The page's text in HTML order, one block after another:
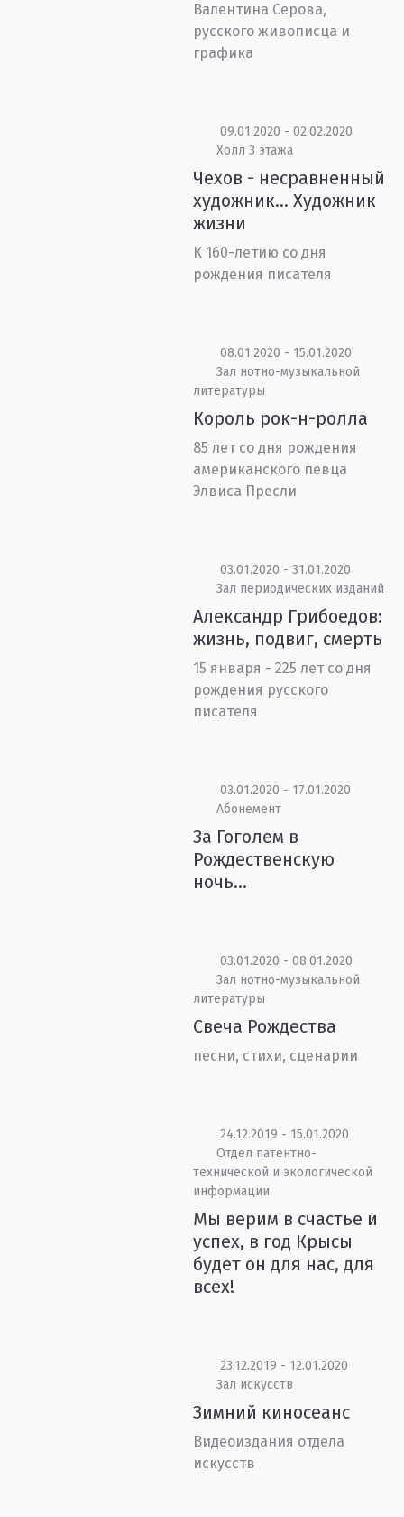
Валентина Серова,
русского живописца и
графика
09.01.2020 - 02.02.2020
Холл 3 этажа
Чехов - несравненный
художник… Художник
жизни
К 160-летию со дня
рождения писателя
08.01.2020 - 15.01.2020
Зал нотно-музыкальной
литературы
Король рок-н-ролла
85 лет со дня рождения
американского певца
Элвиса Пресли
03.01.2020 - 31.01.2020
Зал периодических изданий
Александр Грибоедов:
жизнь, подвиг, смерть
15 января - 225 лет со дня
рождения русского
писателя
03.01.2020 - 17.01.2020
Абонемент
За Гоголем в
Рождественскую
ночь...
03.01.2020 - 08.01.2020
Зал нотно-музыкальной
литературы
Свеча Рождества
песни, стихи, сценарии
24.12.2019 - 15.01.2020
Отдел патентно-
технической и экологической
информации
Мы верим в счастье и
успех, в год Крысы
будет он для нас, для
всех!
23.12.2019 - 12.01.2020
Зал искусств
Зимний киносеанс
Видеоиздания отдела
искусств